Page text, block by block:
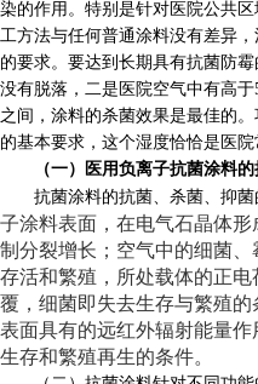
染的作用。特别是针对医院公共
工方法与任何普通涂料没有差异
的要求。要达到长期具有抗菌防
没有脱落，二是医院空气中有高于
之间，涂料的杀菌效果是最佳的
的基本要求，这个湿度恰恰是医院
（一）医用负离子抗菌涂料
抗菌涂料的抗菌、杀菌、抑菌
子涂料表面，在电气石晶体
制分裂增长；空气中的细菌
存活和繁殖，所处载体的正
覆，细菌即失去生存与繁殖
表面具有的远红外辐射能量
生存和繁殖再生的条件。